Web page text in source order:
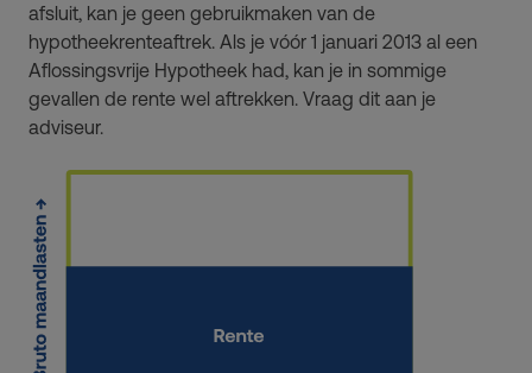
afsluit, kan je geen gebruikmaken van de
hypotheekrenteaftrek. Als je vóór 1 januari 2013 al een
Aflossingsvrije Hypotheek had, kan je in sommige
gevallen de rente wel aftrekken. Vraag dit aan je
adviseur.